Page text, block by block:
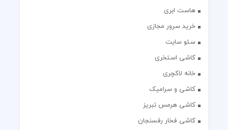
هاست ابری
خرید سرور مجازی
سئو سایت
کاشی استخری
خانه لاکچری
کاشی و سرامیک
کاشی هرمس تبریز
کاشی فخار رفسنجان